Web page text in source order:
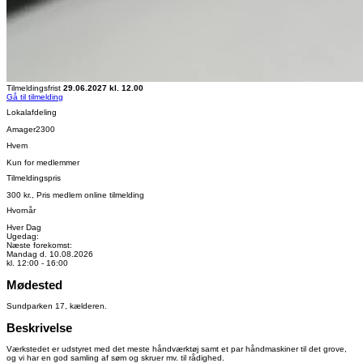
Tilmeldingsfrist 29.06.2027 kl. 12.00
Gå til tilmelding
Lokalafdeling
Amager2300
Hvem
Kun for medlemmer
Tilmeldingspris
300 kr., Pris medlem online tilmelding
Hvornår
Hver Dag
Ugedag:
Næste forekomst:
Mandag d. 10.08.2026
kl. 12:00 - 16:00
Mødested
Sundparken 17, kælderen.
Beskrivelse
Værkstedet er udstyret med det meste håndværktøj samt et par håndmaskiner til det grove,
og vi har en god samling af søm og skruer mv. til rådighed.